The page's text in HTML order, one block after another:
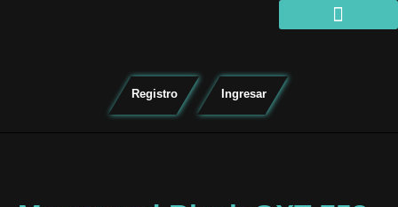
Registro Ingresar